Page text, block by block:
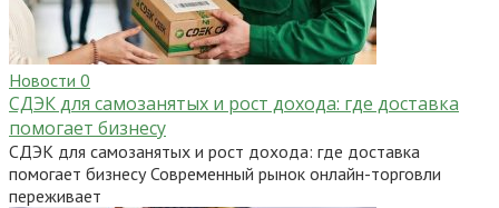
Новости 0
СДЭК для самозанятых и рост дохода: где доставка
помогает бизнесу
СДЭК для самозанятых и рост дохода: где доставка
помогает бизнесу Современный рынок онлайн-торговли
переживает